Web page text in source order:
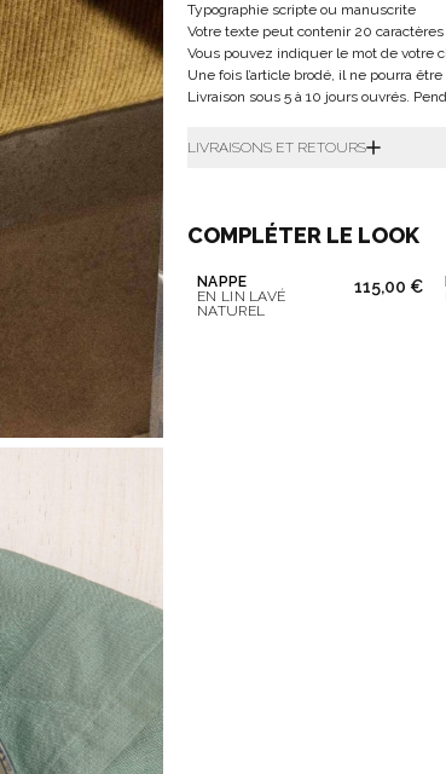
Typographie scripte ou manuscrite
Votre texte peut contenir 20
Vous pouvez indiquer le mot de votre
Une fois l’article brodé, il ne pourra
Livraison sous 5 à 10 jours ouvrés.
LIVRAISONS ET RETOURS
COMPLÉTER LE LOOK
NAPPE
EN LIN LAVÉ
NATUREL
115,00 €